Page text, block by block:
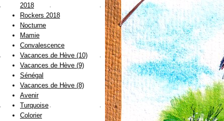
2018
Rockers 2018
Nocturne
Mamie
Convalescence
Vacances de Hève (10)
Vacances de Hève (9)
Sénégal
Vacances de Hève (8)
Avenir
Turquoise
Colorier